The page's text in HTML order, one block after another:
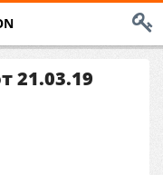
21.03.19